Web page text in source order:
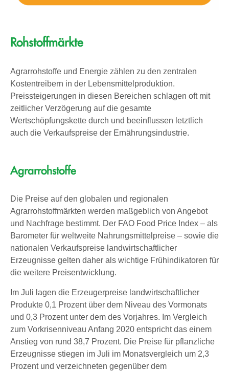
Rohstoffmärkte
Agrarrohstoffe und Energie zählen zu den zentralen
Kostentreibern in der Lebensmittelproduktion.
Preissteigerungen in diesen Bereichen schlagen oft mit
zeitlicher Verzögerung auf die gesamte
Wertschöpfungskette durch und beeinflussen letztlich
auch die Verkaufspreise der Ernährungsindustrie.
Agrarrohstoffe
Die Preise auf den globalen und regionalen
Agrarrohstoffmärkten werden maßgeblich von Angebot
und Nachfrage bestimmt. Der FAO Food Price Index – als
Barometer für weltweite Nahrungsmittelpreise – sowie die
nationalen Verkaufspreise landwirtschaftlicher
Erzeugnisse gelten daher als wichtige Frühindikatoren für
die weitere Preisentwicklung.
Im Juli lagen die Erzeugerpreise landwirtschaftlicher
Produkte 0,1 Prozent über dem Niveau des Vormonats
und 0,3 Prozent unter dem des Vorjahres. Im Vergleich
zum Vorkrisenniveau Anfang 2020 entspricht das einem
Anstieg von rund 38,7 Prozent. Die Preise für pflanzliche
Erzeugnisse stiegen im Juli im Monatsvergleich um 2,3
Prozent und verzeichneten gegenüber dem